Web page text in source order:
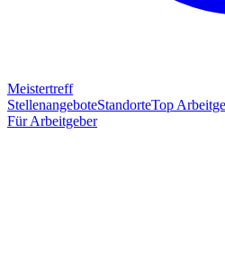
Meistertreff
StellenangeboteStandorteTop
Für Arbeitgeber